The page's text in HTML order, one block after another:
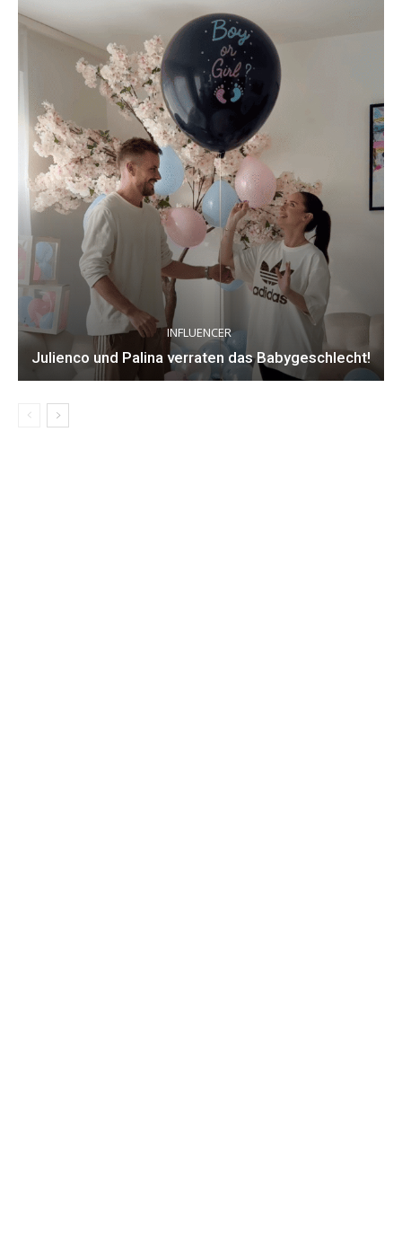
INFLUENCER
Julienco und Palina verraten das Babygeschlecht!